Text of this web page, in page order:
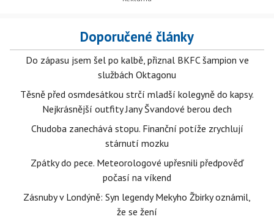
Doporučené články
Do zápasu jsem šel po kalbě, přiznal BKFC šampion ve
službách Oktagonu
Těsně před osmdesátkou strčí mladší kolegyně do kapsy.
Nejkrásnější outfity Jany Švandové berou dech
Chudoba zanechává stopu. Finanční potíže zrychlují
stárnutí mozku
Zpátky do pece. Meteorologové upřesnili předpověď
počasí na víkend
Zásnuby v Londýně: Syn legendy Mekyho Žbirky oznámil,
že se žení